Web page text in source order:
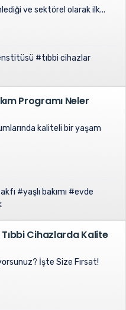
ve sektörel olarak ilk...
#tıbbi cihazlar
Programı Neler
kaliteli bir yaşam
#yaşlı bakımı #evde
Tıbbi Cihazlarda Kalite
İşte Size Fırsat!